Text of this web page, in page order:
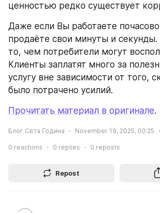
ценностью редко существует
Даже если Вы работаете
продаёте свои минуты и
то, чем потребители могут
Клиенты заплатят много за
услугу вне зависимости от того,
было потрачено усилий.
Прочитать материал в оригинале.
Блог Сета Година November 19, 2025, 00:25
0 reactions 0 replies 0 reposts
Repost